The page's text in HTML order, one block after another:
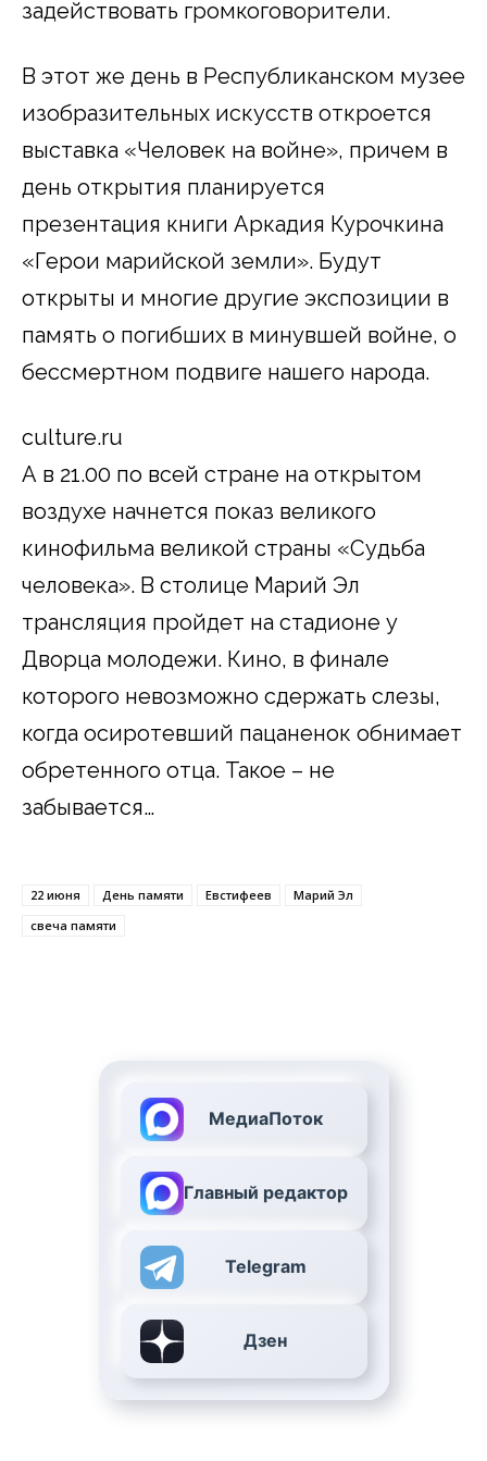
задействовать громкоговорители.
В этот же день в Республиканском музее
изобразительных искусств откроется
выставка «Человек на войне», причем в
день открытия планируется
презентация книги Аркадия Курочкина
«Герои марийской земли». Будут
открыты и многие другие экспозиции в
память о погибших в минувшей войне, о
бессмертном подвиге нашего народа.
culture.ru
А в 21.00 по всей стране на открытом
воздухе начнется показ великого
кинофильма великой страны «Судьба
человека». В столице Марий Эл
трансляция пройдет на стадионе у
Дворца молодежи. Кино, в финале
которого невозможно сдержать слезы,
когда осиротевший пацаненок обнимает
обретенного отца. Такое – не
забывается…
22 июня День памяти Евстифеев
Марий Эл
свеча памяти
МедиаПоток
Главный редактор
Telegram
Дзен